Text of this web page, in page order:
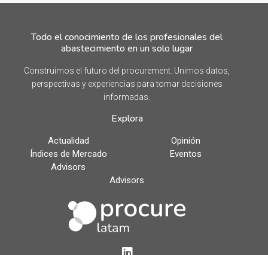
Todo el conocimiento de los profesionales del
abastecimiento en un solo lugar
Construimos el futuro del procurement. Unimos datos,
perspectivas y experiencias para tomar decisiones
informadas.
Explora
Actualidad
Opinión
Índices de Mercado
Eventos
Advisors
Advisors
LinkedIn